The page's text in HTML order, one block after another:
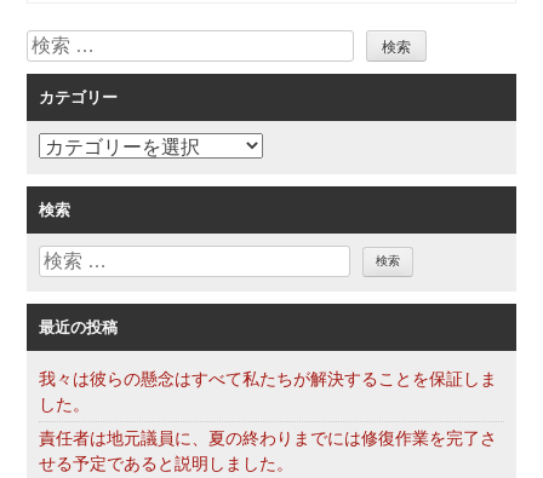
ー
シ
ョ
ン
検
索
カテゴリー
カ
ゴ
リ
ー
検索
検
最近の投稿
我々は彼らの懸念はすべて私たちが解決することを保証しま
した。
責任者は地元議員に、夏の終わりまでには修復作業を完了さ
せる予定であると説明しました。